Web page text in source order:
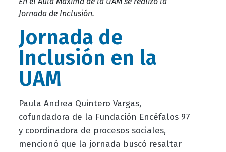
Jornada de Inclusión.
Jornada de
Inclusión en la
UAM
Paula Andrea Quintero Vargas,
cofundadora de la Fundación Encéfalos 97
y coordinadora de procesos sociales,
mencionó que la jornada buscó resaltar